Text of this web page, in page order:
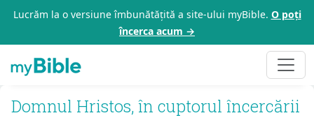
Lucrăm la o versiune îmbunătățită a site-ului myBible. O poți
încerca acum →
Domnul Hristos, în cuptorul încercării